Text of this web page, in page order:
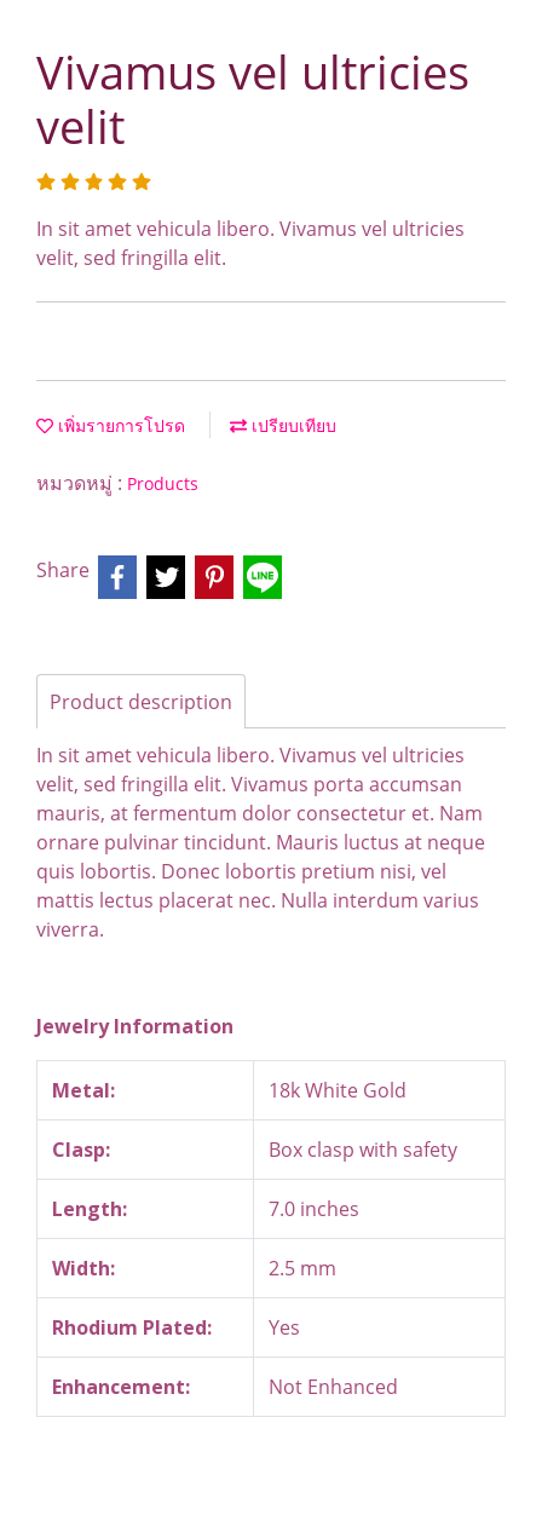
Vivamus vel ultricies
velit
In sit amet vehicula libero. Vivamus vel ultricies
velit, sed fringilla elit.
เพิ่มรายการโปรด เปรียบเทียบ
หมวดหมู่ : Products
Share
Product description
In sit amet vehicula libero. Vivamus vel ultricies
velit, sed fringilla elit. Vivamus porta accumsan
mauris, at fermentum dolor consectetur et. Nam
ornare pulvinar tincidunt. Mauris luctus at neque
quis lobortis. Donec lobortis pretium nisi, vel
mattis lectus placerat nec. Nulla interdum varius
viverra.
Jewelry Information
Metal: 18k White Gold
Clasp: Box clasp with safety
Length: 7.0 inches
Width: 2.5 mm
Rhodium Plated: Yes
Enhancement: Not Enhanced